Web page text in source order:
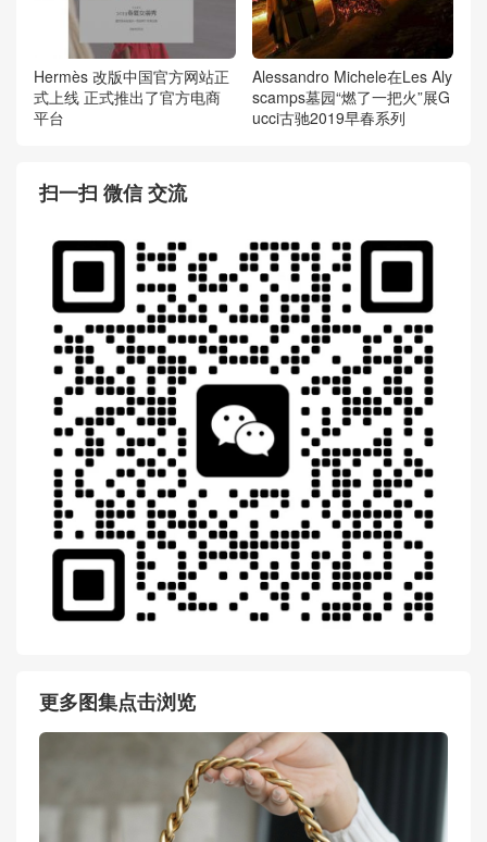
Hermès 改版中国官方网站正
式上线 正式推出了官方电商
平台
Alessandro Michele在Les Aly
scamps墓园“燃了一把火”展G
ucci古驰2019早春系列
扫一扫 微信 交流
更多图集点击浏览